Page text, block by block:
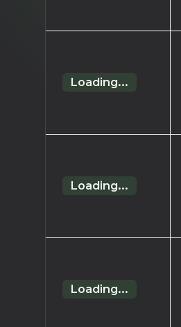
Loading...
Loading...
Loading...